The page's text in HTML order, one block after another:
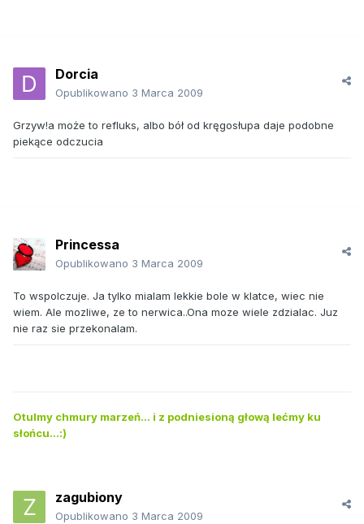
Dorcia
Opublikowano 3 Marca 2009
Grzyw!a może to refluks, albo bół od kręgosłupa daje podobne
piekące odczucia
Princessa
Opublikowano 3 Marca 2009
To wspolczuje. Ja tylko mialam lekkie bole w klatce, wiec nie
wiem. Ale mozliwe, ze to nerwica..Ona moze wiele zdzialac. Juz
nie raz sie przekonalam.
Otulmy chmury marzeń... i z podniesioną głową lećmy ku
słońcu...:)
zagubiony
Opublikowano 3 Marca 2009